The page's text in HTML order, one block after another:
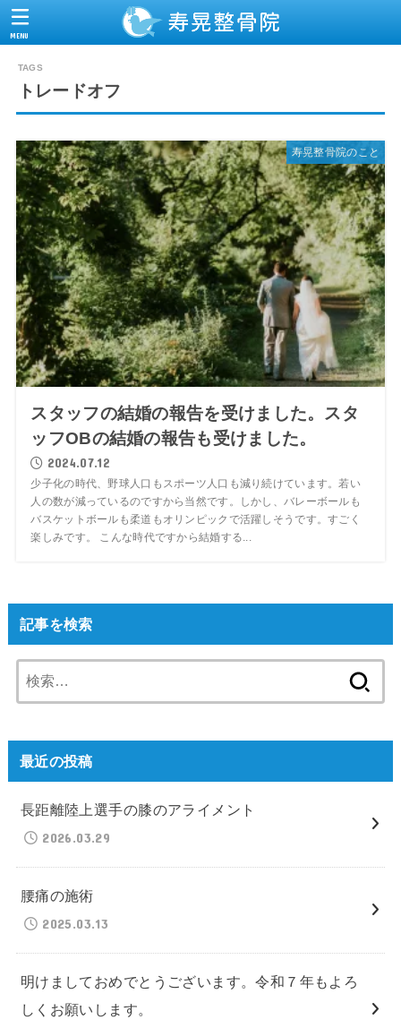
MENU
トレードオフ
寿晃整骨院のこと
スタッフの結婚の報告を受けました。スタ
ッフOBの結婚の報告も受けました。
2024.07.12
少子化の時代、野球人口もスポーツ人口も減り続けています。若い
人の数が減っているのですから当然です。しかし、バレーボールも
バスケットボールも柔道もオリンピックで活躍しそうです。すごく
楽しみです。 こんな時代ですから結婚する...
記事を検索
索:
最近の投稿
長距離陸上選手の膝のアライメント
2026.03.29
腰痛の施術
2025.03.13
明けましておめでとうございます。令和７年もよろ
しくお願いします。